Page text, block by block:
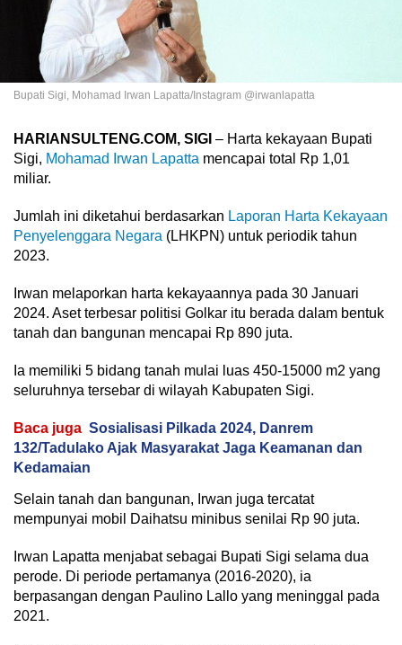
Bupati Sigi, Mohamad Irwan Lapatta/Instagram @irwanlapatta
HARIANSULTENG.COM, SIGI – Harta kekayaan Bupati
Sigi, Mohamad Irwan Lapatta mencapai total Rp 1,01
miliar.
Jumlah ini diketahui berdasarkan Laporan Harta Kekayaan
Penyelenggara Negara (LHKPN) untuk periodik tahun
2023.
Irwan melaporkan harta kekayaannya pada 30 Januari
2024. Aset terbesar politisi Golkar itu berada dalam bentuk
tanah dan bangunan mencapai Rp 890 juta.
Ia memiliki 5 bidang tanah mulai luas 450-15000 m2 yang
seluruhnya tersebar di wilayah Kabupaten Sigi.
Baca juga Sosialisasi Pilkada 2024, Danrem
132/Tadulako Ajak Masyarakat Jaga Keamanan dan
Kedamaian
Selain tanah dan bangunan, Irwan juga tercatat
mempunyai mobil Daihatsu minibus senilai Rp 90 juta.
Irwan Lapatta menjabat sebagai Bupati Sigi selama dua
perode. Di periode pertamanya (2016-2020), ia
berpasangan dengan Paulino Lallo yang meninggal pada
2021.